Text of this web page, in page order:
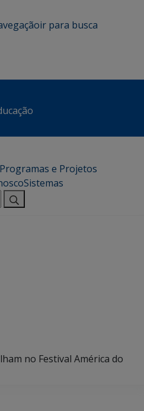
ir para busca
Programas e Projetos
Sistemas
no Festival América do